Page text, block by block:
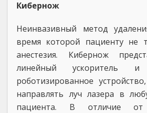
Кибернож
Неинвазивный метод
время которой пациенту не
анестезия. Кибернож
линейный ускоритель и
роботизированное
направлять луч лазера в
пациента. В отличие от